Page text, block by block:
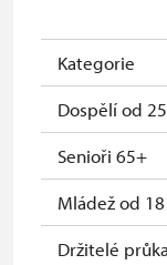
Jednorázová
(pouze držitel)
Průkaz
rodinní
Průkaz Náš
držitel)
Kategorie
Dospělí od
Senioři 65+
Mládež od
Držitelé